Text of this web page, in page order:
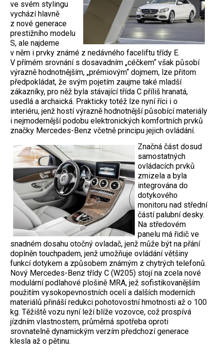
ve svém stylingu
vychází hlavně
z nové generace
prestižního modelu
S, ale najdeme
v něm i prvky známé z nedávného faceliftu třídy E.
V přímém srovnání s dosavadním „céčkem“ však působí
výrazně hodnotnějším, „prémiovým“ dojmem, lze přitom
předpokládat, že svým pojetím zaujme také mladší
zákazníky, pro něž byla stávající třída C příliš hranatá,
usedlá a archaická. Prakticky totéž lze nyní říci i o
interiéru, jenž hostí výrazně hodnotnější působící materiály
i nejmodernější podobu elektronických komfortních prvků
značky Mercedes-Benz včetně principu jejich ovládání.
Značná část dosud
samostatných
ovládacích prvků
zmizela a byla
integrována do
dotykového
monitoru nad střední
částí palubní desky.
Na středovém
panelu má řidič ve
snadném dosahu otočný ovladač, jenž může být na přání
doplněn touchpadem, jenž umožňuje ovládání většiny
funkcí dotykem a způsobem známým z chytrých telefonů.
Nový Mercedes-Benz třídy C (W205) stojí na zcela nové
modulární podlahové plošině MRA, jež sofistikovanějším
použitím vysokopevnostních ocelí a dalších moderních
materiálů přináší redukci pohotovostní hmotnosti až o 100
kg. Těžiště vozu nyní leží blíže vozovce, což prospívá
jízdním vlastnostem, průměrná spotřeba oproti
srovnatelně dynamickým verzím předchozí generace
klesla až o pětinu.